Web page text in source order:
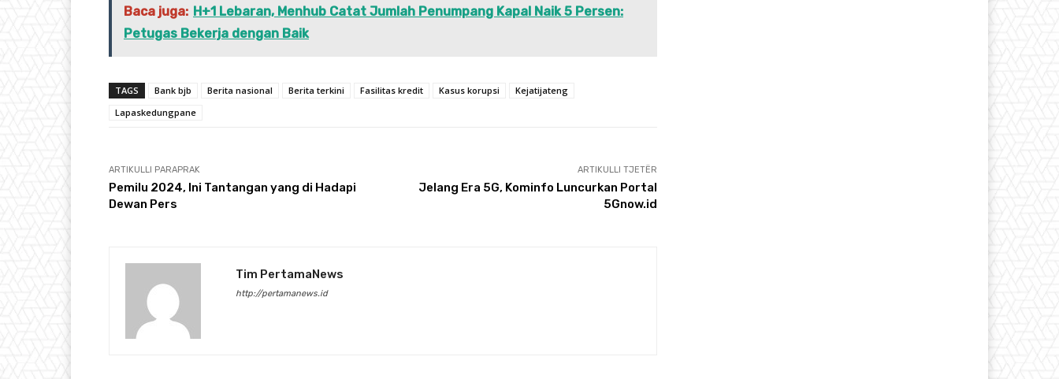
Baca juga: H+1 Lebaran, Menhub Catat Jumlah Penumpang Kapal Naik 5 Persen:
Petugas Bekerja dengan Baik
TAGS Bank bjb Berita nasional Berita terkini Fasilitas kredit Kasus korupsi
Kejatijateng
Lapaskedungpane
ARTIKULLI PARAPRAK
Pemilu 2024, Ini Tantangan yang di Hadapi
Dewan Pers
ARTIKULLI TJETËR
Jelang Era 5G, Kominfo Luncurkan Portal
5Gnow.id
Tim PertamaNews
http://pertamanews.id